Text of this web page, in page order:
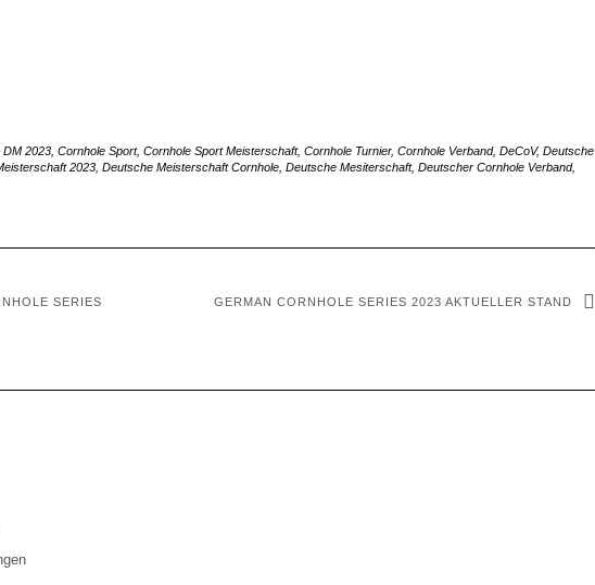
DM 2023, Cornhole Sport, Cornhole Sport Meisterschaft, Cornhole Turnier, Cornhole Verband, DeCoV, Deutsche
2023 Deutsche Meisterschaft Cornhole Deutsche Mesiterschaft, Deutscher Cornhole Verband,
SERIES GERMAN CORNHOLE SERIES 2023 AKTUELLER STAND